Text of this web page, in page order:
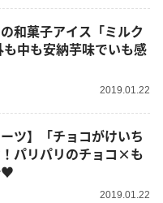
和菓子アイス「ミルク
中も安納芋味でいも感
2019.01.22
ツ】「チョコがけいち
パリパリのチョコ×も
♥
2019.01.22